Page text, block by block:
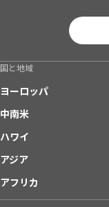
国と地域
ヨーロッパ
中南米
ハワイ
アジア
アフリカ